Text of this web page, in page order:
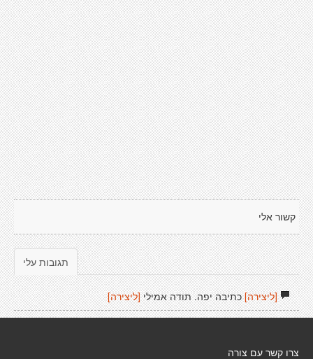
קשור אלי
תגובות עלי
[ליצירה]כתיבה יפה. תודה אמילי [ליצירה]
צרו קשר עם צורה